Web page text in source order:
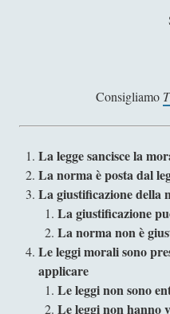
Consigliamo
La legge sancisce la
La norma è posta dal
La giustificazione della
La giustificazione
La norma non è
Le leggi morali sono
applicare
Le leggi non sono
Le leggi non hanno